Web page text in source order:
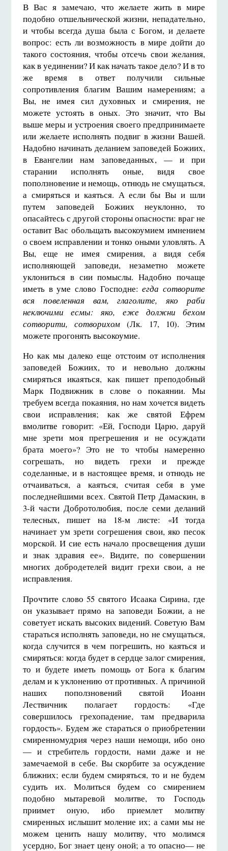
В Вас я замечаю, что желаете жить в мире
подобно отшельнической жизни, непадательно,
и чтобы всегда душа была с Богом, и делаете
вопрос: есть ли возможность в мире дойти до
такого состояния, чтобы отсечь свои желания,
как в уединении? И как начать такое дело? И в то
же время в ответ получили сильные
сопротивления благим Вашим намерениям; а
Вы, не имея сил духовных и смирения, не
можете устоять в оных. Это значит, что Вы
выше меры и устроения своего предпринимаете
или желаете исполнять подвиг в жизни Вашей.
Надобно начинать деланием заповедей Божиих,
в Евангелии нам заповеданных, — и при
старании исполнять оные, видя свое
поползновение и немощь, отнюдь не смущаться,
а смиряться и каяться. А если бы Вы и шли
путем заповедей Божиих неуклонно, то
опасайтесь с другой стороны опасности: враг не
оставит Вас обольщать высокоумием имнением
о своем исправлении и тонко оными уловлять. А
Вы, еще не имея смирения, а видя себя
исполняющей заповеди, незаметно можете
уклониться в сии помыслы. Надобно почаще
иметь в уме слово Господне:егда сотворите
вся повеленная вам, глаголите, яко раби
неключими есмы: яко, еже должни бехом
сотворити, сотворихом (Лк. 17, 10). Этим
можете прогонять высокоумие.
Но как мы далеко еще отстоим от исполнения
заповедей Божиих, то и невольно должны
смиряться икаяться, как пишет преподобный
Марк Подвижник в слове о покаянии. Мы
требуем всегда покаяния, но нам хочется видеть
свои исправления; как же святой Ефрем
вмолитве говорит: «Ей, Господи Царю, даруй
мне зрети моя прегрешения и не осуждати
брата моего»? Это не то чтобы намеренно
согрешать, но видеть грехи и прежде
соделанные, и в настоящее время, и отнюдь не
отчаиваться, а каяться, считая себя в уме
последнейшими всех. Святой Петр Дамаскин, в
3-й части Добротолюбия, после семи деланий
телесных, пишет на 18-м листе: «И тогда
начинает ум зрети согрешения свои, яко песок
морской. И сие есть начало просвещения души
и знак здравия ее». Видите, по совершении
многих добродетелей видит грехи свои, а не
исправления.
Прочтите слово 55 святого Исаака Сирина, где
он указывает прямо на заповеди Божии, а не
советует искать высоких видений. Советую Вам
стараться исполнять заповеди, но не смущаться,
когда случится в чем погрешить, но каяться и
смиряться: когда будет в сердце залог смирения,
то и будете иметь помощь от Бога к благим
делам и к уклонению от противных. А причиной
наших поползновений святой Иоанн
Лествичник полагает гордость: «Где
совершилось грехопадение, там предварила
гордость». Будем же стараться о приобретении
смиренномудрия через наши немощи, ибо оно
— и стребитель гордости, нами даже и не
замечаемой в себе. Вы скорбите за осуждение
ближних; если будем смиряться, то и не будем
судить их. Молиться будем со смирением
подобно мытаревой молитве, то Господь
приимет оную, ибо приемлет молитву
смиренных ислышит моление их; а сами мы не
можем ценить нашу молитву, что молимся
усердно, Бог знает цену оной; а то опасно— не